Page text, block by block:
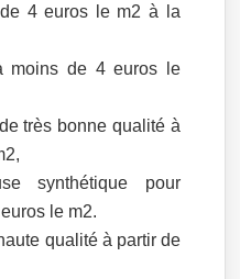
4 euros le m2 à la
moins de 4 euros le
très bonne qualité à
synthétique pour
le m2.
qualité à partir de